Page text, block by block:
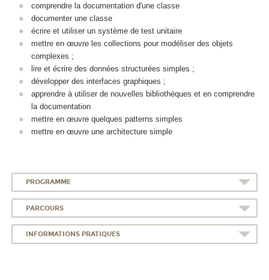
comprendre la documentation d'une classe
documenter une classe
écrire et utiliser un système de test unitaire
mettre en œuvre les collections pour modéliser des objets
complexes ;
lire et écrire des données structurées simples ;
développer des interfaces graphiques ;
apprendre à utiliser de nouvelles bibliothèques et en comprendre
la documentation
mettre en œuvre quelques patterns simples
mettre en œuvre une architecture simple
PROGRAMME
PARCOURS
INFORMATIONS PRATIQUES